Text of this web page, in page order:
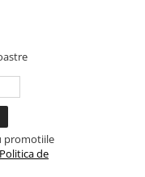
promotiile
Politica de